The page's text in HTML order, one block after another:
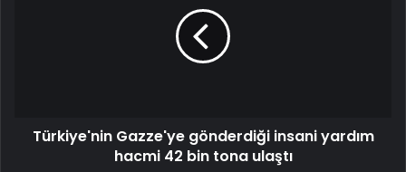
Türkiye'nin Gazze'ye gönderdiği insani yardım
hacmi 42 bin tona ulaştı